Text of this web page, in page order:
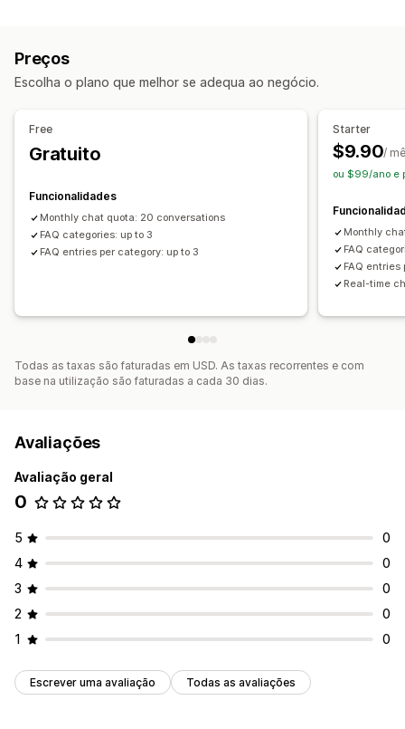
Multilingue
Mensagens de boas-vindas
Preços
Escolha o plano que melhor se adequa ao negócio.
Free
Gratuito
Funcionalidades
Monthly chat quota: 20 conversations
FAQ categories: up to 3
FAQ entries per category: up to 3
Starter
$9.90/
ou $99/ano e
Monthly
FAQ
FAQ entries
Real-time
Todas as taxas são faturadas em USD. As taxas recorrentes e com
base na utilização são faturadas a cada 30 dias.
Avaliações
Avaliação geral
0
5
0
4
0
3
0
2
0
1
0
Escrever uma avaliação Todas as avaliações